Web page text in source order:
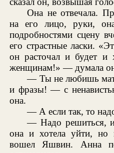
Она не отвечала.
на его лицо, руки,
подробностями сцену
его страстные ласки.
он расточал и будет и
женщинам!» — думала
— Ты не любишь
и фразы! — с
она.
— А если так, то
— Надо решиться,
она и хотела уйти, но
вошел Яшвин. Анна